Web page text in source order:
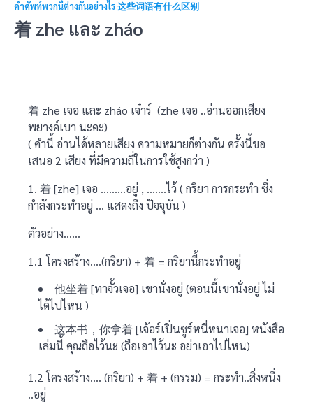
คำศัพท์พวกนี้ต่างกันอย่างไร 这些词语有什么区别
着 zhe และ zháo
着 zhe เจอ และ zháo เจ๋าร์ (zhe เจอ ..อ่านออกเสียง
พยางค์เบา นะคะ)
( คำนี้ อ่านได้หลายเสียง ความหมายก็ต่างกัน ครั้งนี้ขอ
เสนอ 2 เสียง ที่มีความถี่ในการใช้สูงกว่า )
1. 着 [zhe] เจอ ………อยู่ , …….ไว้ ( กริยา การกระทำ ซึ่ง
กำลังกระทำอยู่ … แสดงถึง ปัจจุบัน )
ตัวอย่าง……
1.1 โครงสร้าง….(กริยา) + 着 = กริยานี้กระทำอยู่
他坐着 [ทาจั้วเจอ] เขานั่งอยู่ (ตอนนี้เขานั่งอยู่ ไม่
ได้ไปไหน )
这本书，你拿着 [เจ้อร์เปิ่นซูร์หนี่หนาเจอ] หนังสือ
เล่มนี้ คุณถือไว้นะ (ถือเอาไว้นะ อย่าเอาไปไหน)
1.2 โครงสร้าง…. (กริยา) + 着 + (กรรม) = กระทำ..สิ่งหนึ่ง
..อยู่